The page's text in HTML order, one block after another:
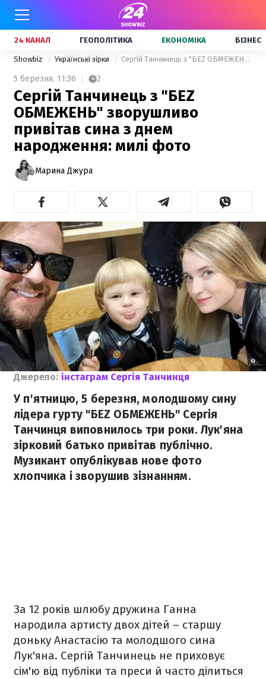
24 КАНАЛ ГЕОПОЛІТИКА ЕКОНОМІКА БІЗНЕС
Showbiz Українські зірки Сергій Танчинець з "БЕZ ОБМЕЖЕНЬ" зворушливо привітав сина з днем народження: милі фото
5 березня, 11:36 2
Сергій Танчинець з "БЕZ
ОБМЕЖЕНЬ" зворушливо
привітав сина з днем
народження: милі фото
Марина Джура
Джерело: інстаграм Сергія Танчинця
У п'ятницю, 5 березня, молодшому сину
лідера гурту "БЕZ ОБМЕЖЕНЬ" Сергія
Танчинця виповнилось три роки. Лук'яна
зірковий батько привітав публічно.
Музикант опублікував нове фото
хлопчика і зворушив зізнанням.
За 12 років шлюбу дружина Ганна
народила артисту двох дітей – старшу
доньку Анастасію та молодшого сина
Лук'яна. Сергій Танчинець не приховує
сім'ю від публіки та преси й часто ділиться